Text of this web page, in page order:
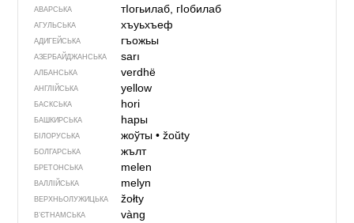
АВАРСЬКА тIогьилаб, гIобилаб
АГУЛЬСЬКА хъуьхъеф
АДИГЕЙСЬКА гъожьы
АЗЕРБАЙДЖАНСЬКА sarı
АЛБАНСЬКА verdhë
АНГЛІЙСЬКА yellow
БАСКСЬКА hori
БАШКИРСЬКА һары
БІЛОРУСЬКА жоўты• žoŭty
БОЛГАРСЬКА жълт
БРЕТОНСЬКА melen
ВАЛЛІЙСЬКА melyn
ВЕРХНЬОЛУЖИЦЬКА žołty
В’ЄТНАМСЬКА vàng